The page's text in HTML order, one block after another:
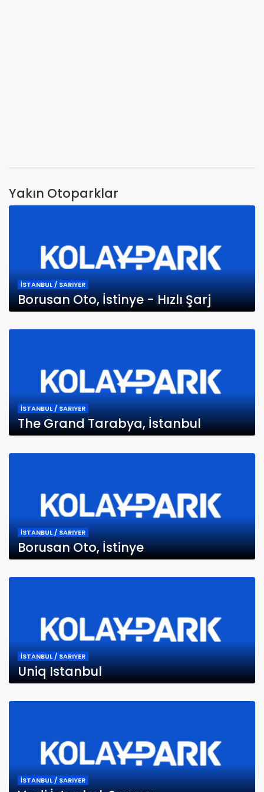
Yakın Otoparklar
İSTANBUL / SARIYER
Borusan Oto, İstinye - Hızlı Şarj
İSTANBUL / SARIYER
The Grand Tarabya, İstanbul
İSTANBUL / SARIYER
Borusan Oto, İstinye
İSTANBUL / SARIYER
Uniq Istanbul
İSTANBUL / SARIYER